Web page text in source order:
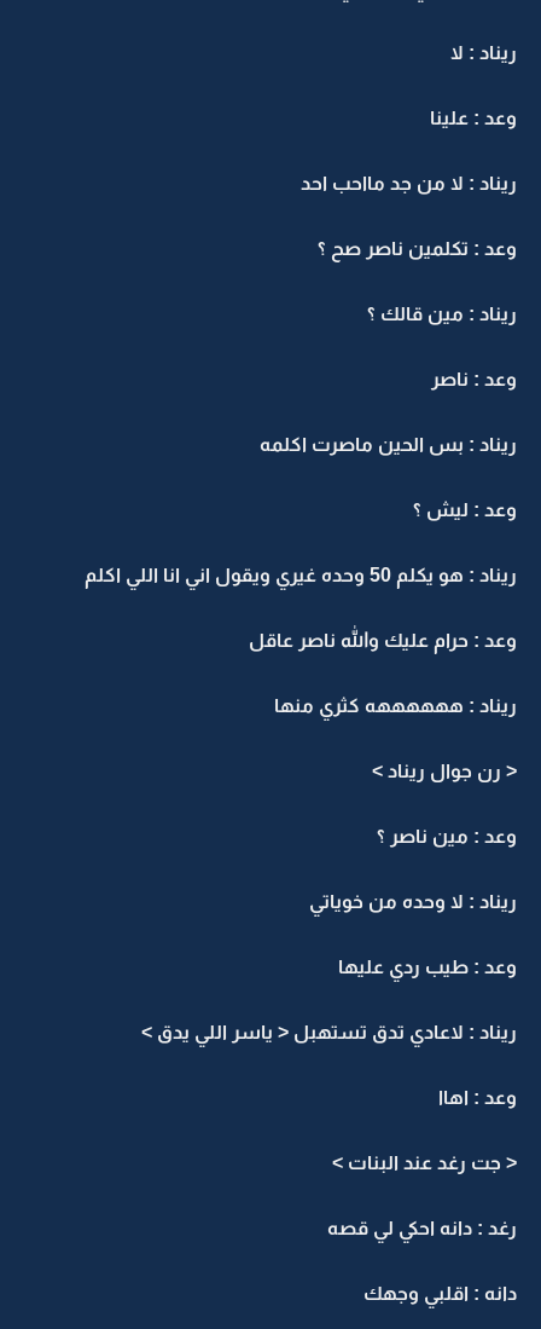
ريناد : لا
وعد : علينا
ريناد : لا من جد مااحب احد
وعد : تكلمين ناصر صح ؟
ريناد : مين قالك ؟
وعد : ناصر
ريناد : بس الحين ماصرت اكلمه
وعد : ليش ؟
ريناد : هو يكلم 50 وحده غيري ويقول اني انا اللي اكلم
وعد : حرام عليك والله ناصر عاقل
ريناد : ههههههه كثري منها
< رن جوال ريناد >
وعد : مين ناصر ؟
ريناد : لا وحده من خوياتي
وعد : طيب ردي عليها
ريناد : لاعادي تدق تستهبل < ياسر اللي يدق >
وعد : اهاا
< جت رغد عند البنات >
رغد : دانه احكي لي قصه
دانه : اقلبي وجهك